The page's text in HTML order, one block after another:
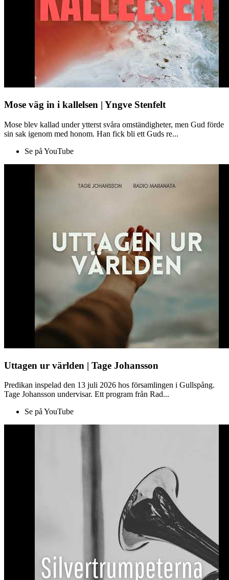
Mose väg in i kallelsen | Yngve Stenfelt
Mose blev kallad under ytterst svåra omständigheter, men Gud förde
sin sak igenom med honom. Han fick bli ett Guds re...
Se på YouTube
Uttagen ur världen | Tage Johansson
Predikan inspelad den 13 juli 2026 hos församlingen i Gullspång.
Tage Johansson undervisar. Ett program från Rad...
Se på YouTube